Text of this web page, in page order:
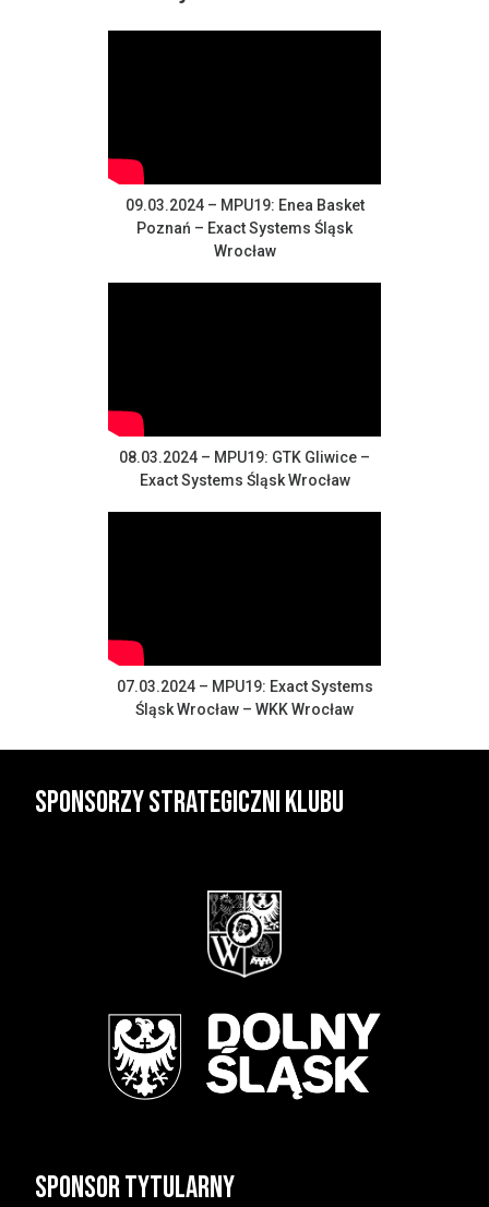
09.03.2024 – MPU19: Enea Basket
Poznań – Exact Systems Śląsk
Wrocław
08.03.2024 – MPU19: GTK Gliwice –
Exact Systems Śląsk Wrocław
07.03.2024 – MPU19: Exact Systems
Śląsk Wrocław – WKK Wrocław
Sponsorzy strategiczni klubu
Sponsor tytularny